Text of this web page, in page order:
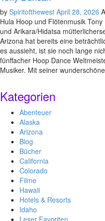
by Spiritofthewest April 28, 2026
Hula Hoop und Flötenmusik
und Arikara/Hidatsa
Arizona hat bereits eine
es aussieht, ist sie noch lange
fünffacher Hoop Dance
Musiker. Mit seiner
Kategorien
Abenteuer
Alaska
Arizona
Blog
Bücher
California
Colorado
Filme
Hawaii
Hotels & Resorts
Idaho
Leser Favoriten